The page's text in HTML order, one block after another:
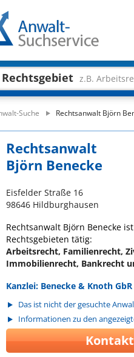
Rechtsgebiet z.B.
Suche Rechtsanwalt Björn
Rechtsanwalt
Björn Benecke
Eisfelder Straße 16
98646 Hildburghausen
Rechtsanwalt Björn Benecke
Rechtsgebieten tätig:
Arbeitsrecht, Familienrecht,
Immobilienrecht, Bankrecht
Kanzlei: Benecke & Knoth
Das ist nicht der gesuchte
Informationen zu den